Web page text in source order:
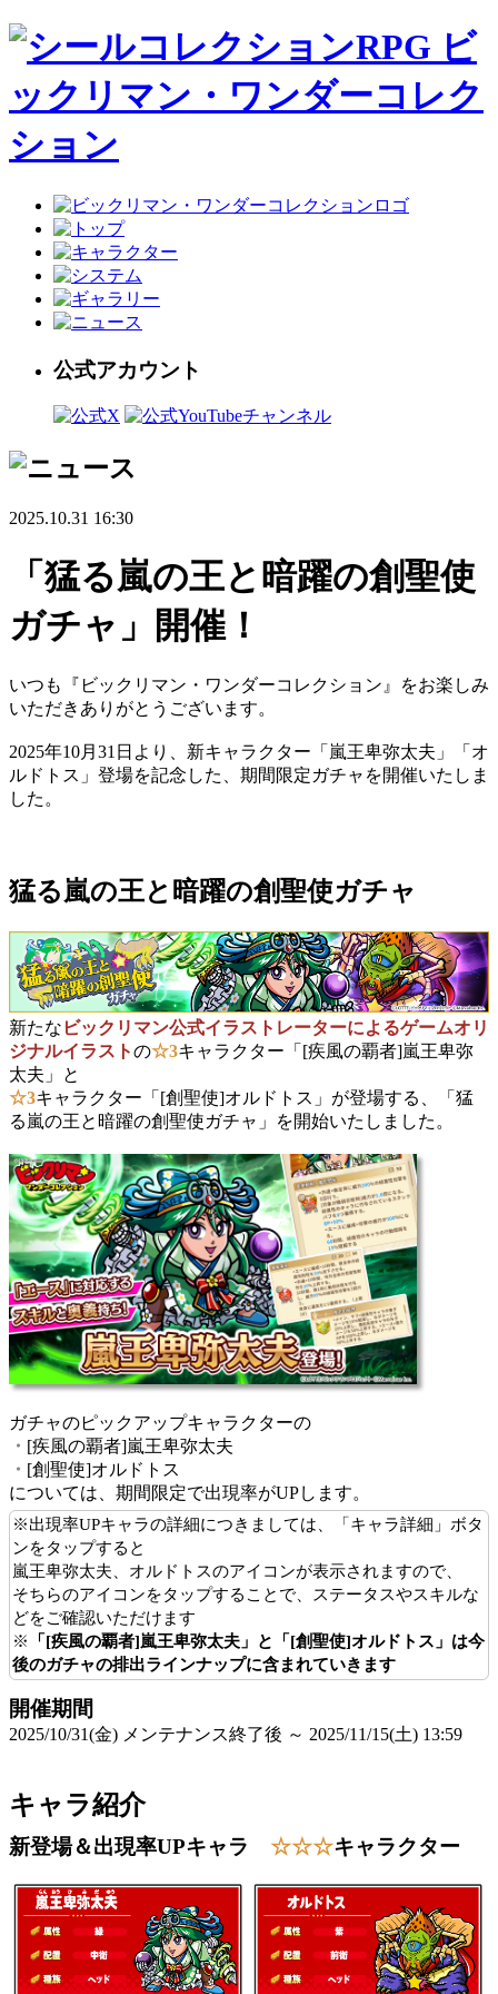
公式アカウント
2025.10.31 16:30
「猛る嵐の王と暗躍の創聖使
ガチャ」開催！
いつも『ビックリマン・ワンダーコレクション』をお楽しみ
いただきありがとうございます。
2025年10月31日より、新キャラクター「嵐王卑弥太夫」「オ
ルドトス」 登場を記念した、期間限定ガチャを開催いたしま
した。
猛る嵐の王と暗躍の創聖使ガチャ
新たな ビックリマン公式イラストレーターによるゲームオリ
ジナルイラストの☆3キャラクター「[疾風の覇者]嵐王卑弥
太夫」と
☆3キャラクター「[創聖使]オルドトス」が登場する、「猛
る嵐の王と暗躍の創聖使ガチャ」を開始いたしました。
ガチャのピックアップキャラクターの
・ [疾風の覇者]嵐王卑弥太夫
・ [創聖使]オルドトス
については、期間限定で出現率がUPします。
※出現率UPキャラの詳細につきましては、「キャラ詳細」ボタ
ンをタップすると
嵐王卑弥太夫、オルドトスのアイコンが表示されますので、
そちらのアイコンをタップすることで、ステータスやスキルな
どをご確認いただけます
※
「[疾風の覇者]嵐王卑弥太夫」と「[創聖使]オルドトス」は今
後のガチャの排出ラインナップに含まれていきます
開催期間
2025/10/31(金) メンテナンス終了後 ～ 2025/11/15(土) 13:59
キャラ紹介
新登場＆出現率UPキャラ ☆☆☆キャラクター